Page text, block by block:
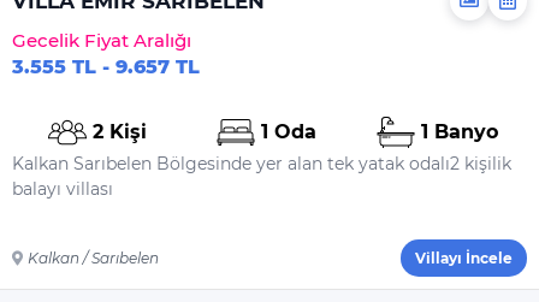
Gecelik Fiyat Aralığı
3.555 TL - 9.657 TL
2 Kişi 1 Oda 1 Banyo
Kalkan Sarıbelen Bölgesinde yer alan tek yatak odalı2 kişilik
balayı villası
Kalkan / Sarıbelen Villayı İncele